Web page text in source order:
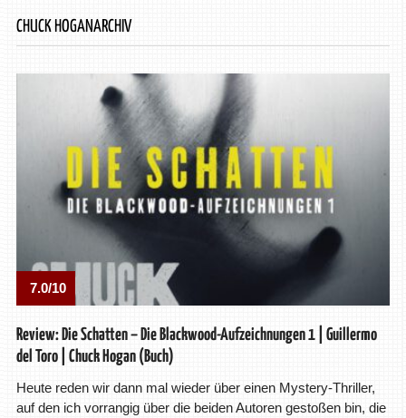
CHUCK HOGANARCHIV
7.0/10
Review: Die Schatten – Die Blackwood-Aufzeichnungen 1 | Guillermo
del Toro | Chuck Hogan (Buch)
Heute reden wir dann mal wieder über einen Mystery-Thriller,
auf den ich vorrangig über die beiden Autoren gestoßen bin, die